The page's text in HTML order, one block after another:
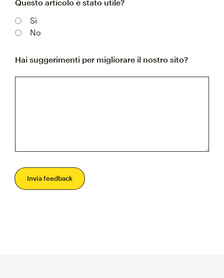
Questo articolo è stato utile?
Sì
No
Hai suggerimenti per migliorare il nostro sito?
Invia feedback